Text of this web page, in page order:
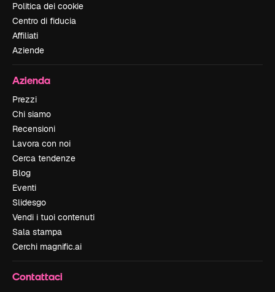
Politica dei cookie
Centro di fiducia
Affiliati
Aziende
Azienda
Prezzi
Chi siamo
Recensioni
Lavora con noi
Cerca tendenze
Blog
Eventi
Slidesgo
Vendi i tuoi contenuti
Sala stampa
Cerchi magnific.ai
Contattaci